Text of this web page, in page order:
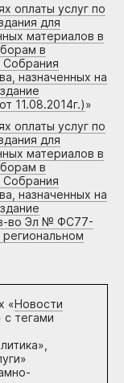
оплаты услуг по
для
материалов в
в
назначенных на
11.08.2014г.)»
оплаты услуг по
для
материалов в
в
назначенных на
во Эл № ФС77-
«Новости
с тегами